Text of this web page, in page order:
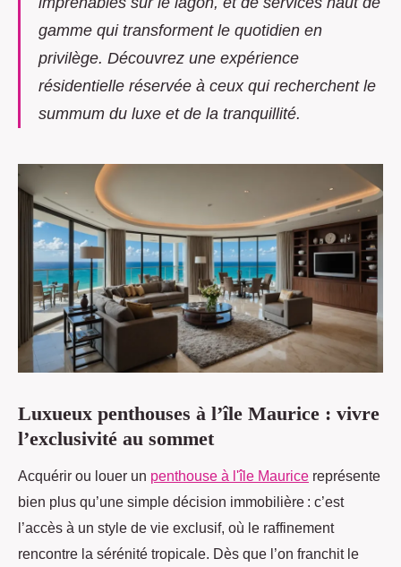
gamme qui transforment le quotidien en
privilège. Découvrez une expérience
résidentielle réservée à ceux qui recherchent le
summum du luxe et de la tranquillité.
Luxueux penthouses à l’île Maurice : vivre
l’exclusivité au sommet
Acquérir ou louer un penthouse à l'île Maurice représente
bien plus qu’une simple décision immobilière : c’est
l’accès à un style de vie exclusif, où le raffinement
rencontre la sérénité tropicale. Dès que l’on franchit le